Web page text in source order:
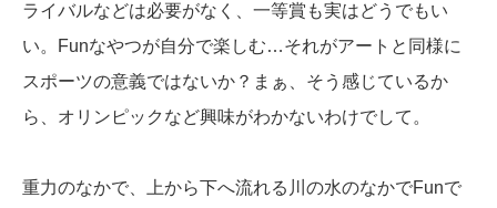
ライバルなどは必要がなく、一等賞も実はどうでもい
い。Funなやつが自分で楽しむ…それがアートと同様に
スポーツの意義ではないか？まぁ、そう感じているか
ら、オリンピックなど興味がわかないわけでして。
重力のなかで、上から下へ流れる川の水のなかでFunで